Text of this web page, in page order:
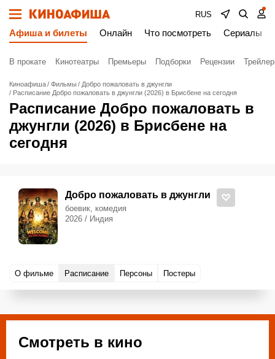
RUS
Афиша и билеты Онлайн Что посмотреть Сериалы
В прокате Кинотеатры Премьеры Подборки Рецензии
Киноафиша Фильмы
Добро пожаловать в джунгли
Расписание Добро пожаловать в джунгли (2026) в Брисбене на сегодня
Расписание Добро пожаловать в
джунгли (2026) в Брисбене на
сегодня
Добро пожаловать в джунгли
боевик, комедия
2026 / Индия
О фильме Расписание Персоны Постеры
Смотреть в кино